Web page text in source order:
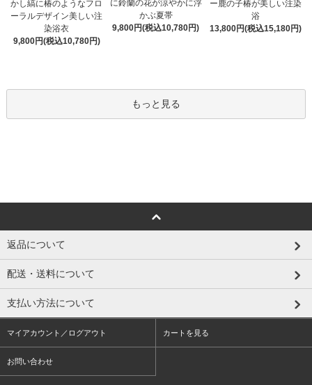
かし縞に椿のようなフロ
ーラルデザイン美しい注
染浴衣
9,800円(税込10,780円)
に鈴蘭の花が涼やかに浮
かぶ夏帯
9,800円(税込10,780円)
ー鹿の子椿が美しい注染
浴
13,800円(税込15,180円)
もっと見る
返品について
配送・送料について
支払い方法について
マイアカウント／ログアウト カートを見る
お問い合わせ